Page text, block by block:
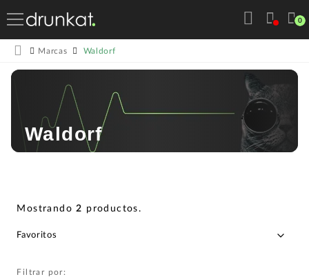
0
Marcas Waldorf
Waldorf
Mostrando2 productos.
Filtrar por: